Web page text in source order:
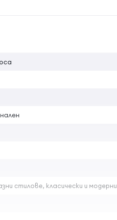
стилове, класически и модерни